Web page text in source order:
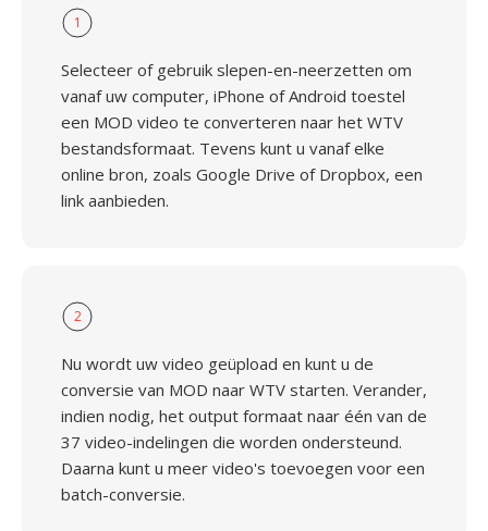
1
Selecteer of gebruik slepen-en-neerzetten om
vanaf uw computer, iPhone of Android toestel
een MOD video te converteren naar het WTV
bestandsformaat. Tevens kunt u vanaf elke
online bron, zoals Google Drive of Dropbox, een
link aanbieden.
2
Nu wordt uw video geüpload en kunt u de
conversie van MOD naar WTV starten. Verander,
indien nodig, het output formaat naar één van de
37 video-indelingen die worden ondersteund.
Daarna kunt u meer video's toevoegen voor een
batch-conversie.